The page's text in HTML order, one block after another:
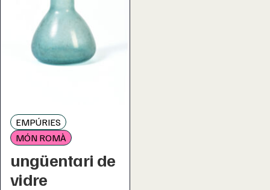
EMPÚRIES
MÓN ROMÀ
ungüentari de
vidre